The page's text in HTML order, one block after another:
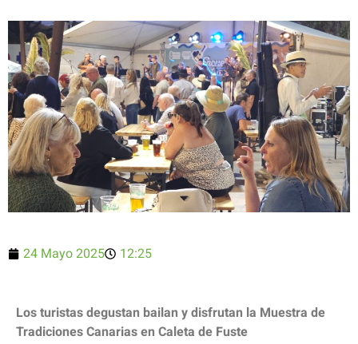
24 Mayo 2025 12:25
Los turistas degustan bailan y disfrutan la Muestra de
Tradiciones Canarias en Caleta de Fuste